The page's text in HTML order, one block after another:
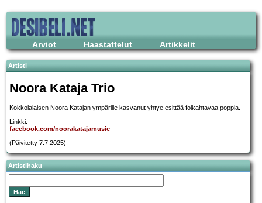
Arviot Haastattelut Artikkelit
Artisti
Noora Kataja Trio
Kokkolalaisen Noora Katajan ympärille kasvanut yhtye esittää folkahtavaa poppia.
Linkki:
facebook.com/noorakatajamusic
(Päivitetty 7.7.2025)
Artistihaku